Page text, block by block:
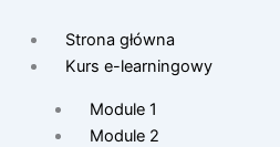
treści
Strona główna
Kurs e-learningowy
Module 1
Module 2